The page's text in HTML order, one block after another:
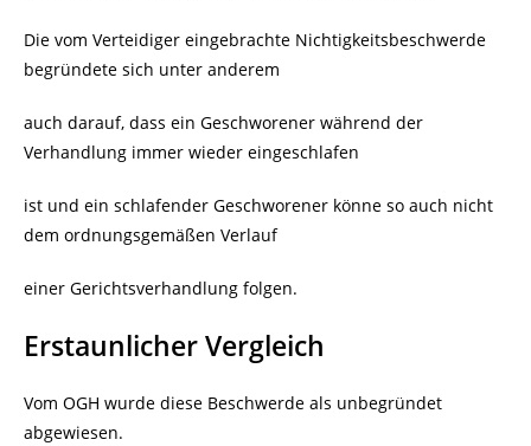
Die vom Verteidiger eingebrachte Nichtigkeitsbeschwerde
begründete sich unter anderem
auch darauf, dass ein Geschworener während der
Verhandlung immer wieder eingeschlafen
ist und ein schlafender Geschworener könne so auch nicht
dem ordnungsgemäßen Verlauf
einer Gerichtsverhandlung folgen.
Erstaunlicher Vergleich
Vom OGH wurde diese Beschwerde als unbegründet
abgewiesen.